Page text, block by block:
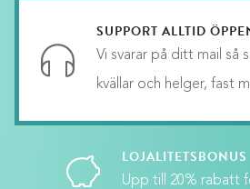
SUPPORT ALLTID
Vi svarar på ditt mail så
kvällar och helger, fast
LOJALITETSBONUS
Upp till 20% rabatt